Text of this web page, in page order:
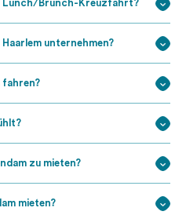
Lunch/Brunch-Kreuzfahrt?
unternehmen?
fahren?
zu mieten?
mieten?